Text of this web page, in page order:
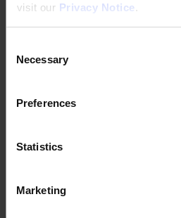
visit our Privacy Notice .
Selection
Necessary
Preferences
Statistics
Marketing
Information om kakor (cookies)